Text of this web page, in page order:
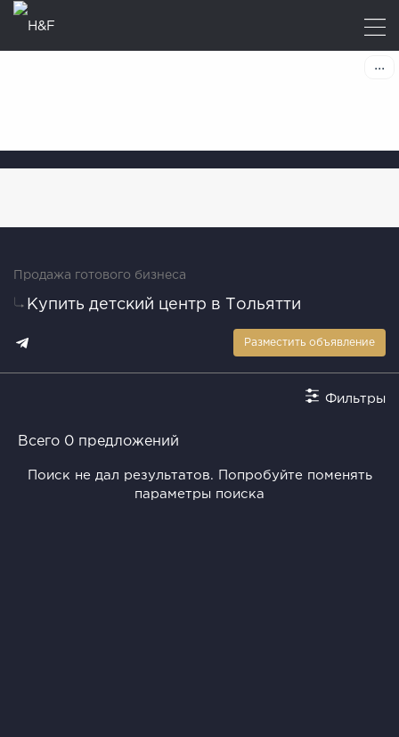
Продажа готового бизнеса
Купить детский центр в Тольятти
Разместить объявление
Фильтры
Всего 0 предложений
Поиск не дал результатов. Попробуйте поменять
параметры поиска